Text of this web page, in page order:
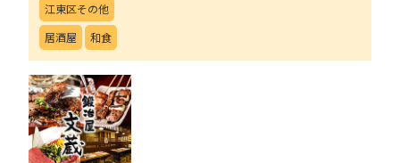
江東区その他
居酒屋
和食